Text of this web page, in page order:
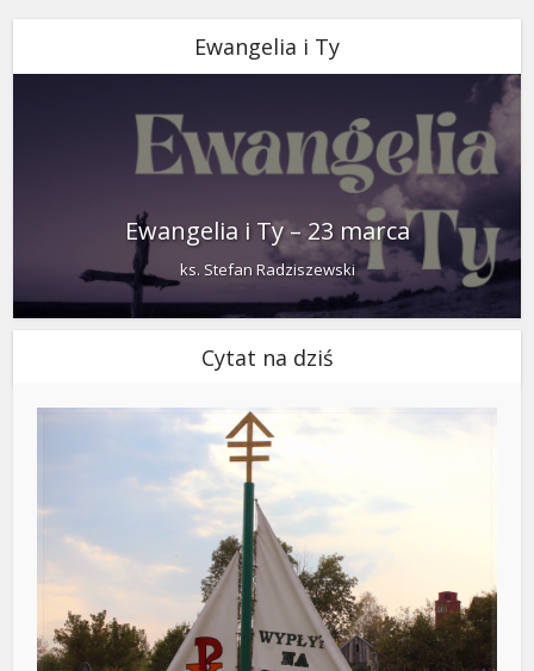
Ewangelia i Ty
Ewangelia i Ty – 23 marca
ks. Stefan Radziszewski
Cytat na dziś